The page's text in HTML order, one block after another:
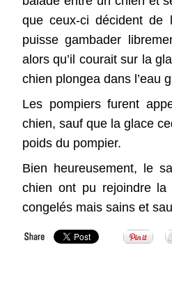
que ceux-ci décident de
puisse gambader
alors qu’il courait sur la
chien plongea dans l’eau
Les pompiers furent
chien, sauf que la glace
poids du pompier.
Bien heureusement, le
chien ont pu rejoindre la
congelés mais sains et